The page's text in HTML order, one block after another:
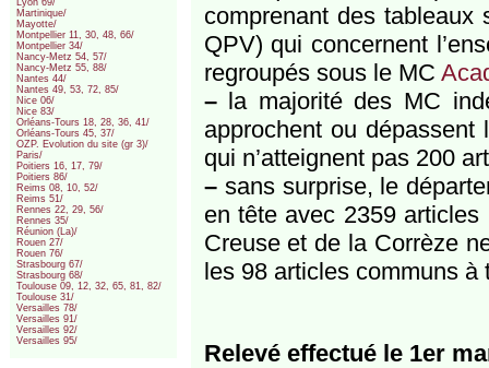
Lyon 69/
Martinique/
Mayotte/
Montpellier 11, 30, 48, 66/
Montpellier 34/
Nancy-Metz 54, 57/
Nancy-Metz 55, 88/
Nantes 44/
Nantes 49, 53, 72, 85/
Nice 06/
Nice 83/
Orléans-Tours 18, 28, 36, 41/
Orléans-Tours 45, 37/
OZP. Evolution du site (gr 3)/
Paris/
Poitiers 16, 17, 79/
Poitiers 86/
Reims 08, 10, 52/
Reims 51/
Rennes 22, 29, 56/
Rennes 35/
Réunion (La)/
Rouen 27/
Rouen 76/
Strasbourg 67/
Strasbourg 68/
Toulouse 09, 12, 32, 65, 81, 82/
Toulouse 31/
Versailles 78/
Versailles 91/
Versailles 92/
Versailles 95/
comprenant des
QPV) qui concernent
regroupés sous le MC
–la majorité des MC
approchent ou
qui n’atteignent pas 200
–sans surprise, le
en tête avec 2359
Creuse et de la Corrèze
les 98 articles communs à
Relevé effectué le 1er